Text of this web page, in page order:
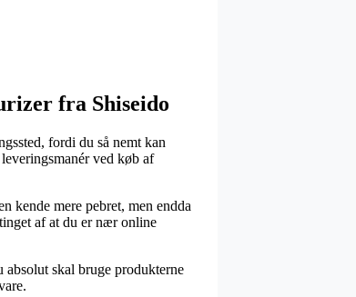
fra Shiseido
fordi du så nemt kan
ved køb af
kende mere pebret, men endda
af at du er nær online
skal bruge produkterne